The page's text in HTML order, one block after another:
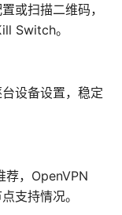
或扫描二维码，
Switch。
设备设置，稳定
荐，OpenVPN
支持情况。